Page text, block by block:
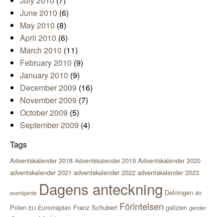
June 2010 (6)
May 2010 (8)
April 2010 (6)
March 2010 (11)
February 2010 (9)
January 2010 (9)
December 2009 (16)
November 2009 (7)
October 2009 (5)
September 2009 (4)
Tags
Adventskalender 2018 Adventskalender 2019 Adventskalender 2020
adventskalender 2021 adventskalender 2022 adventskalender 2023
avantgarde Dagens anteckning Delningen av
Polen EU Euromajdan Franz Schubert Förintelsen galizien gender